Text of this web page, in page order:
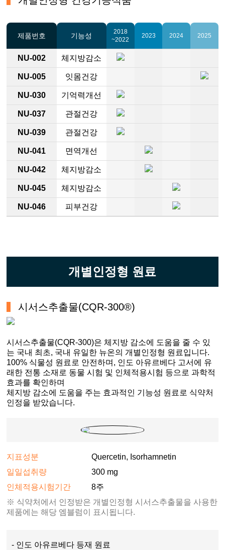
제품번호 기능성
2018
~2022
2023 2024 2025
NU-002 체지방감소
NU-005 잇몸건강
NU-030 기억력개선
NU-037 관절건강
NU-039 관절건강
NU-041 면역개선
NU-042 체지방감소
NU-045 체지방감소
NU-046 피부건강
개별인정형 원료
시서스추출물(CQR-300®)
시서스추출물(CQR-300)은 체지방 감소에 도움을 줄 수 있
는 국내 최초, 국내 유일한 뉴온의 개별인정형 원료입니다.
100% 식물성 원료로 안전하며, 인도 아유르베다 고서에 유
래한 전통 소재로 동물 시험 및 인체적용시험 등으로 과학적
효과를 확인하며
체지방 감소에 도움을 주는 효과적인 기능성 원료로 식약처
인정을 받았습니다.
지표성분
Quercetin, Isorhamnetin
일일섭취량
300 mg
인체적용시험기간
8주
※ 식약처에서 인정받은 개별인정형 시서스추출물을 사용한
제품에는 해당 엠블럼이 표시됩니다.
- 인도 아유르베다 등재 원료